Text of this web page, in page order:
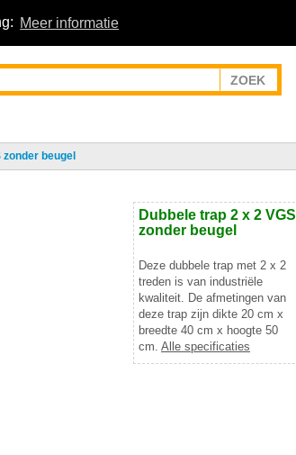
Meer informatie
zonder beugel
Dubbele trap 2 x 2 VGS
zonder beugel
Deze dubbele trap met 2 x 2
treden is van industriële
kwaliteit. De afmetingen van
deze trap zijn dikte 20 cm x
breedte 40 cm x hoogte 50
cm. Alle specificaties